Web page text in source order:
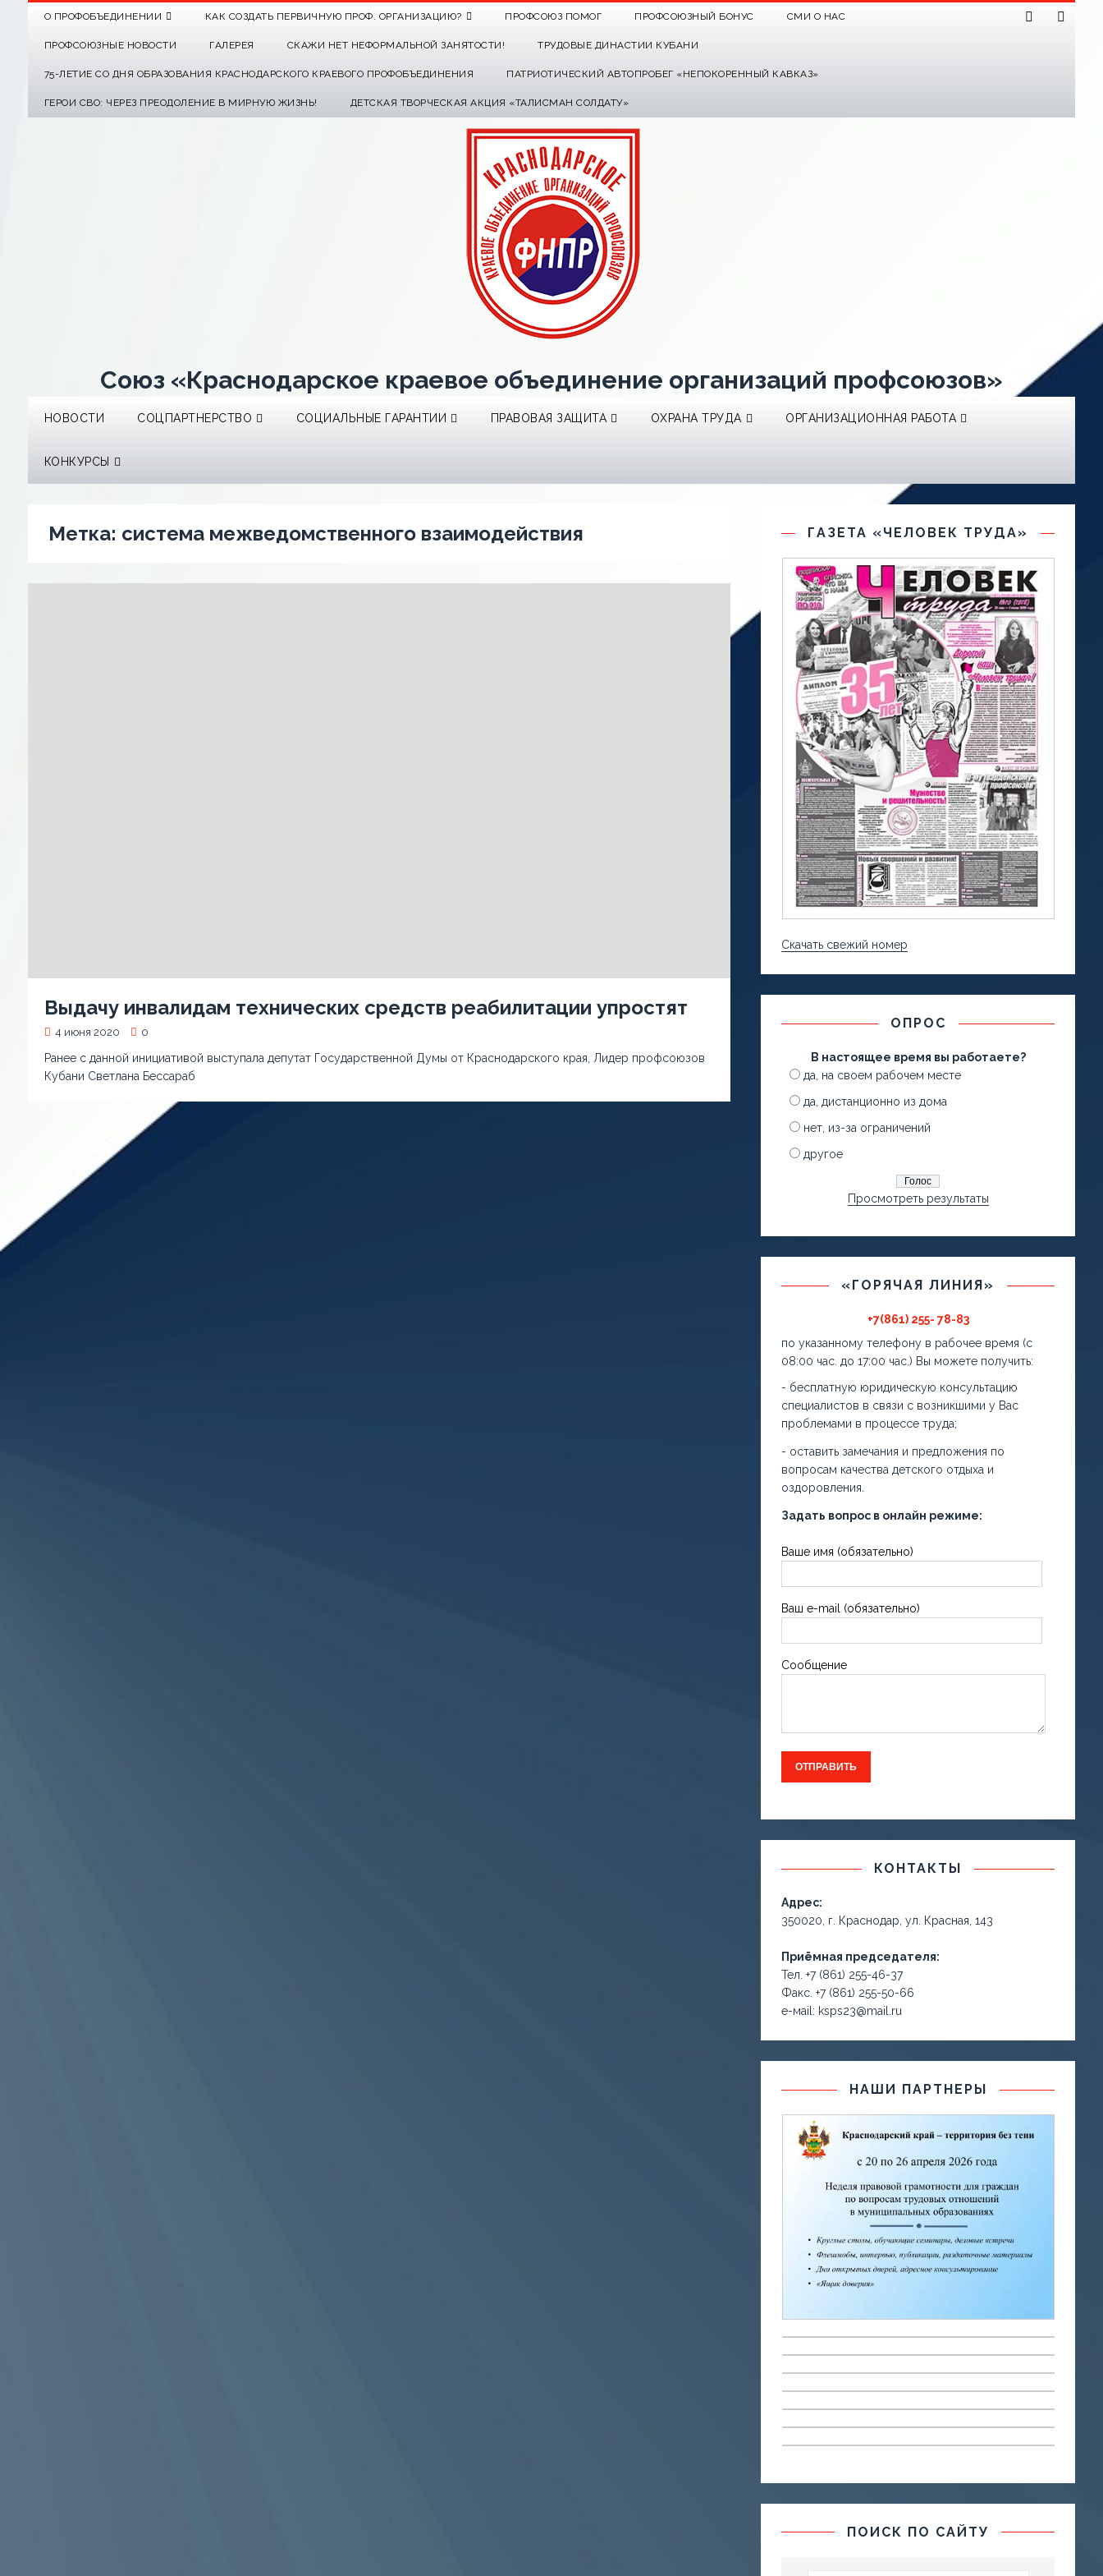
О ПРОФОБЪЕДИНЕНИИ КАК СОЗДАТЬ ПЕРВИЧНУЮ ПРОФ. ОРГАНИЗАЦИЮ? ПРОФСОЮЗ ПОМОГ ПРОФСОЮЗНЫЙ БОНУС СМИ О НАС
ПРОФСОЮЗНЫЕ НОВОСТИ ГАЛЕРЕЯ СКАЖИ НЕТ НЕФОРМАЛЬНОЙ ЗАНЯТОСТИ! ТРУДОВЫЕ ДИНАСТИИ КУБАНИ
75-ЛЕТИЕ СО ДНЯ ОБРАЗОВАНИЯ КРАСНОДАРСКОГО КРАЕВОГО ПРОФОБЪЕДИНЕНИЯ ПАТРИОТИЧЕСКИЙ АВТОПРОБЕГ «НЕПОКОРЕННЫЙ КАВКАЗ»
ГЕРОИ СВО: ЧЕРЕЗ ПРЕОДОЛЕНИЕ В МИРНУЮ ЖИЗНЬ! ДЕТСКАЯ ТВОРЧЕСКАЯ АКЦИЯ «ТАЛИСМАН СОЛДАТУ»
Союз «Краснодарское краевое объединение организаций профсоюзов»
НОВОСТИ СОЦПАРТНЕРСТВО СОЦИАЛЬНЫЕ ГАРАНТИИ ПРАВОВАЯ ЗАЩИТА ОХРАНА ТРУДА ОРГАНИЗАЦИОННАЯ РАБОТА
КОНКУРСЫ
Метка: система межведомственного взаимодействия
Выдачу инвалидам технических средств реабилитации упростят
4 июня 2020 0
Ранее с данной инициативой выступала депутат Государственной Думы от Краснодарского края, Лидер профсоюзов
Кубани Светлана Бессараб
ГАЗЕТА «ЧЕЛОВЕК ТРУДА»
Скачать свежий номер
ОПРОС
В настоящее время вы работаете?
да, на своем рабочем месте
да, дистанционно из дома
нет, из-за ограничений
другое
Просмотреть результаты
«ГОРЯЧАЯ ЛИНИЯ»
+7(861) 255- 78-83
по указанному телефону в рабочее время (с
08:00 час. до 17:00 час.) Вы можете получить:
- бесплатную юридическую консультацию
специалистов в связи с возникшими у Вас
проблемами в процессе труда;
- оставить замечания и предложения по
вопросам качества детского отдыха и
оздоровления.
Задать вопрос в онлайн режиме:
Ваше имя (обязательно)
Ваш e-mail (обязательно)
Сообщение
КОНТАКТЫ
Адрес:
350020, г. Краснодар, ул. Красная, 143
Приёмная председателя:
Тел. +7 (861) 255-46-37
Факс. +7 (861) 255-50-66
е-маil: ksps23@mail.ru
НАШИ ПАРТНЕРЫ
ПОИСК ПО САЙТУ